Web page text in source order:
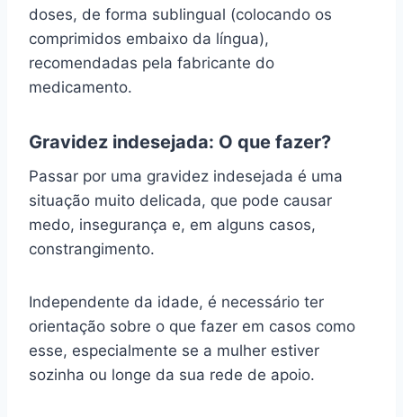
doses, de forma sublingual (colocando os
comprimidos embaixo da língua),
recomendadas pela fabricante do
medicamento.
Gravidez indesejada: O que fazer?
Passar por uma gravidez indesejada é uma
situação muito delicada, que pode causar
medo, insegurança e, em alguns casos,
constrangimento.
Independente da idade, é necessário ter
orientação sobre o que fazer em casos como
esse, especialmente se a mulher estiver
sozinha ou longe da sua rede de apoio.